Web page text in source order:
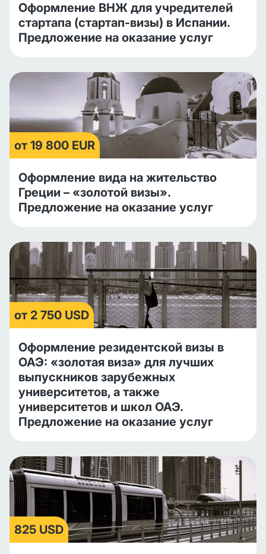
Оформление ВНЖ для учредителей
стартапа (стартап-визы) в Испании.
Предложение на оказание услуг
от 19 800 EUR
Оформление вида на жительство
Греции – «золотой визы».
Предложение на оказание услуг
от 2 750 USD
Оформление резидентской визы в
ОАЭ: «золотая виза» для лучших
выпускников зарубежных
университетов, а также
университетов и школ ОАЭ.
Предложение на оказание услуг
825 USD